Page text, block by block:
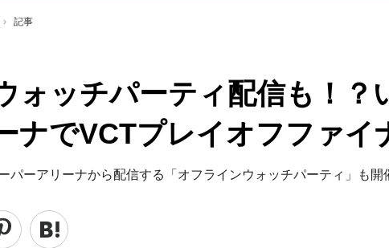
› 記事
ォッチパーティ配信も！？
ナでVCTプレイオフファイ
パーアリーナから配信する「オフラインウォッチパーティ」も開